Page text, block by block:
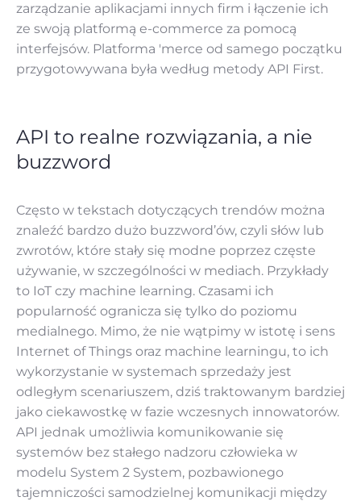
zarządzanie aplikacjami innych firm i łączenie ich
ze swoją platformą e-commerce za pomocą
interfejsów. Platforma 'merce od samego początku
przygotowywana była według metody API First.
API to realne rozwiązania, a nie
buzzword
Często w tekstach dotyczących trendów można
znaleźć bardzo dużo buzzword’ów, czyli słów lub
zwrotów, które stały się modne poprzez częste
używanie, w szczególności w mediach. Przykłady
to IoT czy machine learning. Czasami ich
popularność ogranicza się tylko do poziomu
medialnego. Mimo, że nie wątpimy w istotę i sens
Internet of Things oraz machine learningu, to ich
wykorzystanie w systemach sprzedaży jest
odległym scenariuszem, dziś traktowanym bardziej
jako ciekawostkę w fazie wczesnych innowatorów.
API jednak umożliwia komunikowanie się
systemów bez stałego nadzoru człowieka w
modelu System 2 System, pozbawionego
tajemniczości samodzielnej komunikacji między